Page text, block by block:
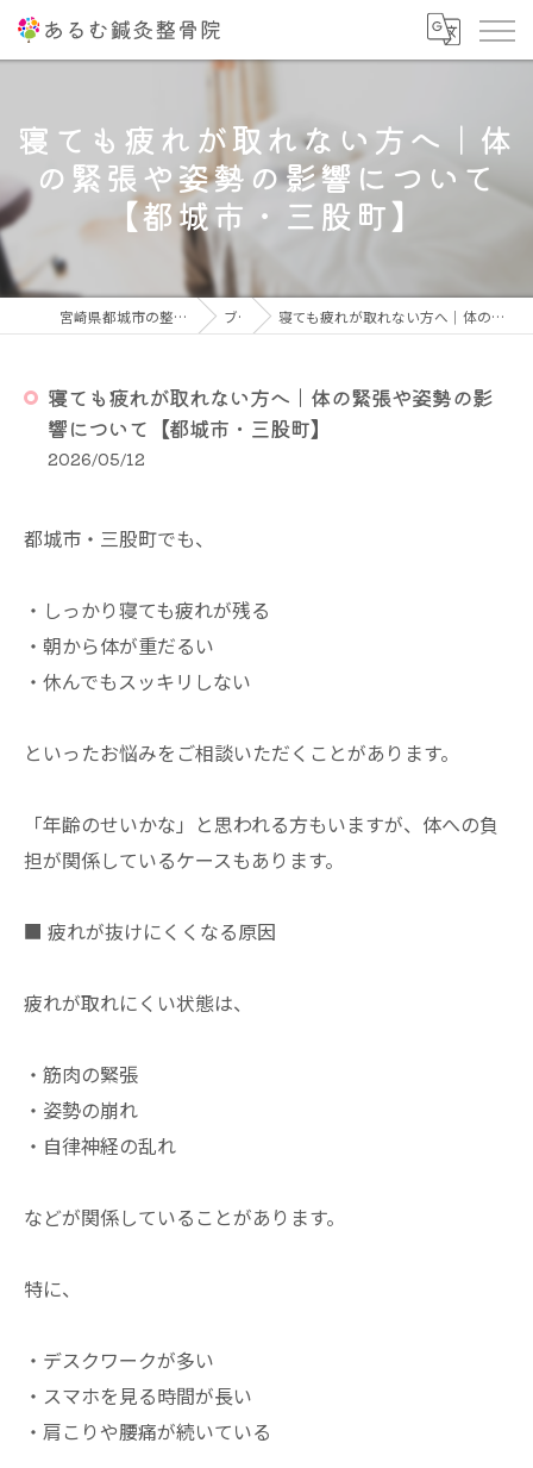
寝ても疲れが取れない方へ｜体
の緊張や姿勢の影響について
【都城市・三股町】
宮崎県都城市の整骨院ならあるむ鍼灸整骨院 ブログ 寝ても疲れが取れない方へ｜体の緊張や姿勢の影響について【都城市・三股町】
寝ても疲れが取れない方へ｜体の緊張や姿勢の影
響について【都城市・三股町】
2026/05/12
都城市・三股町でも、
・しっかり寝ても疲れが残る
・朝から体が重だるい
・休んでもスッキリしない
といったお悩みをご相談いただくことがあります。
「年齢のせいかな」と思われる方もいますが、体への負
担が関係しているケースもあります。
■ 疲れが抜けにくくなる原因
疲れが取れにくい状態は、
・筋肉の緊張
・姿勢の崩れ
・自律神経の乱れ
などが関係していることがあります。
特に、
・デスクワークが多い
・スマホを見る時間が長い
・肩こりや腰痛が続いている